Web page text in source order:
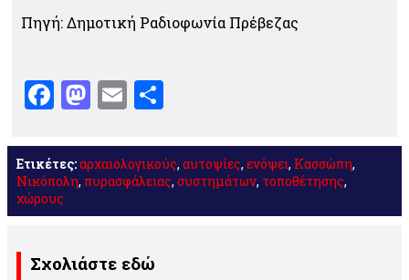
Πηγή: Δημοτική Ραδιοφωνία Πρέβεζας
Facebook
Mastodon
Email
Ετικέτες:αρχαιολογικούς, αυτοψίες, ενόψει, Κασσώπη,
Νικόπολη, πυρασφάλειας, συστημάτων, τοποθέτησης,
χώρους
Σχολιάστε εδώ